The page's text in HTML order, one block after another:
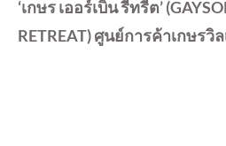
‘เกษร เออร์เบิน รีทรีต’
RETREAT)ศูนย์การค้าเกษรวิล